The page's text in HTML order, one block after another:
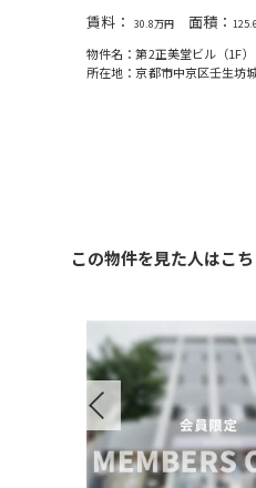
賃料： 30.8万円 面積：
物件名：第2正美堂ビル（1F）
所在地：京都市中京区壬⽣坊
この物件を見た人はこ
Previous